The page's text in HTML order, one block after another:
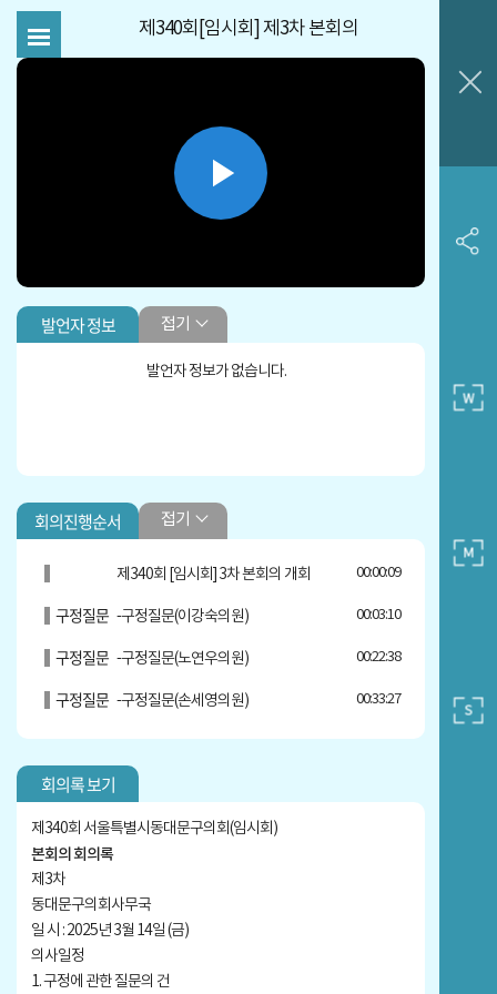
제340회[임시회] 제3차 본회의
Play
Video
발언자 정보 접기
발언자 정보가 없습니다.
이강숙 프로필보기
운영위원장
지역구 :비례대표
페이스북 바로가기
노연우
지역구 :바 선거구(답십리2, 장안1·2동)
지역구 :나 선거구(제기, 청량리동)
안태민
복지건설부위원장
회의진행순서 접기
제340회 [임시회] 3차 본회의 개회 00:00:09
구정질문 -구정질문(이강숙의원) 00:03:10
구정질문 -구정질문(노연우의원) 00:22:38
구정질문 -구정질문(손세영의원) 00:33:27
구정질문 -구정질문(안태민의원) 00:47:23
구정질문
기타 -일괄답변(이필형 동대문구청장)
기타
기타 -답변(김복재 주민복지국장)
기타
회의록 보기
제340회 서울특별시동대문구의회(임시회)
본회의 회의록
제3차
동대문구의회사무국
일 시 : 2025년 3월 14일 (금)
의사일정
1. 구정에 관한 질문의 건